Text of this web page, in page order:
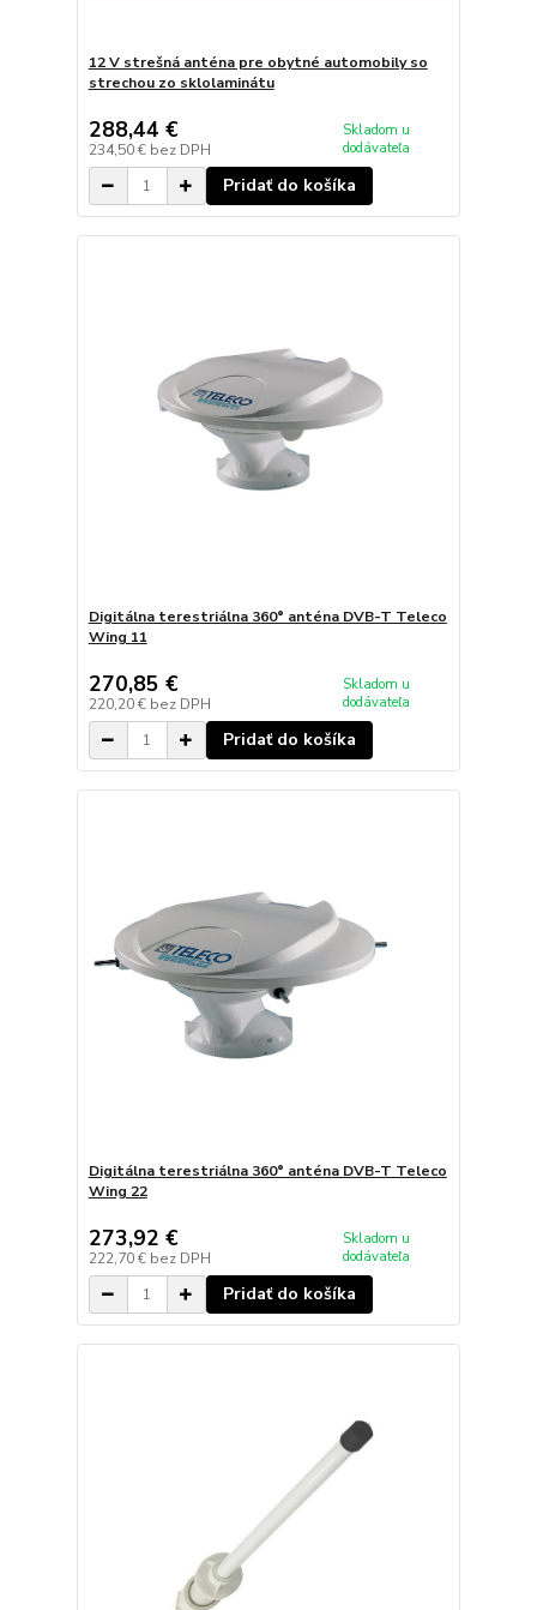
12 V strešná anténa pre obytné automobily so
strechou zo sklolaminátu
288,44 €
234,50 € bez DPH
Skladom u
dodávateľa
Pridať do košíka
Digitálna terestriálna 360° anténa DVB-T Teleco
Wing 11
270,85 €
220,20 € bez DPH
Skladom u
dodávateľa
Pridať do košíka
Digitálna terestriálna 360° anténa DVB-T Teleco
Wing 22
273,92 €
222,70 € bez DPH
Skladom u
dodávateľa
Pridať do košíka